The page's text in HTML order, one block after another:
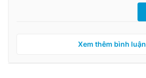
Xem thêm bình luận